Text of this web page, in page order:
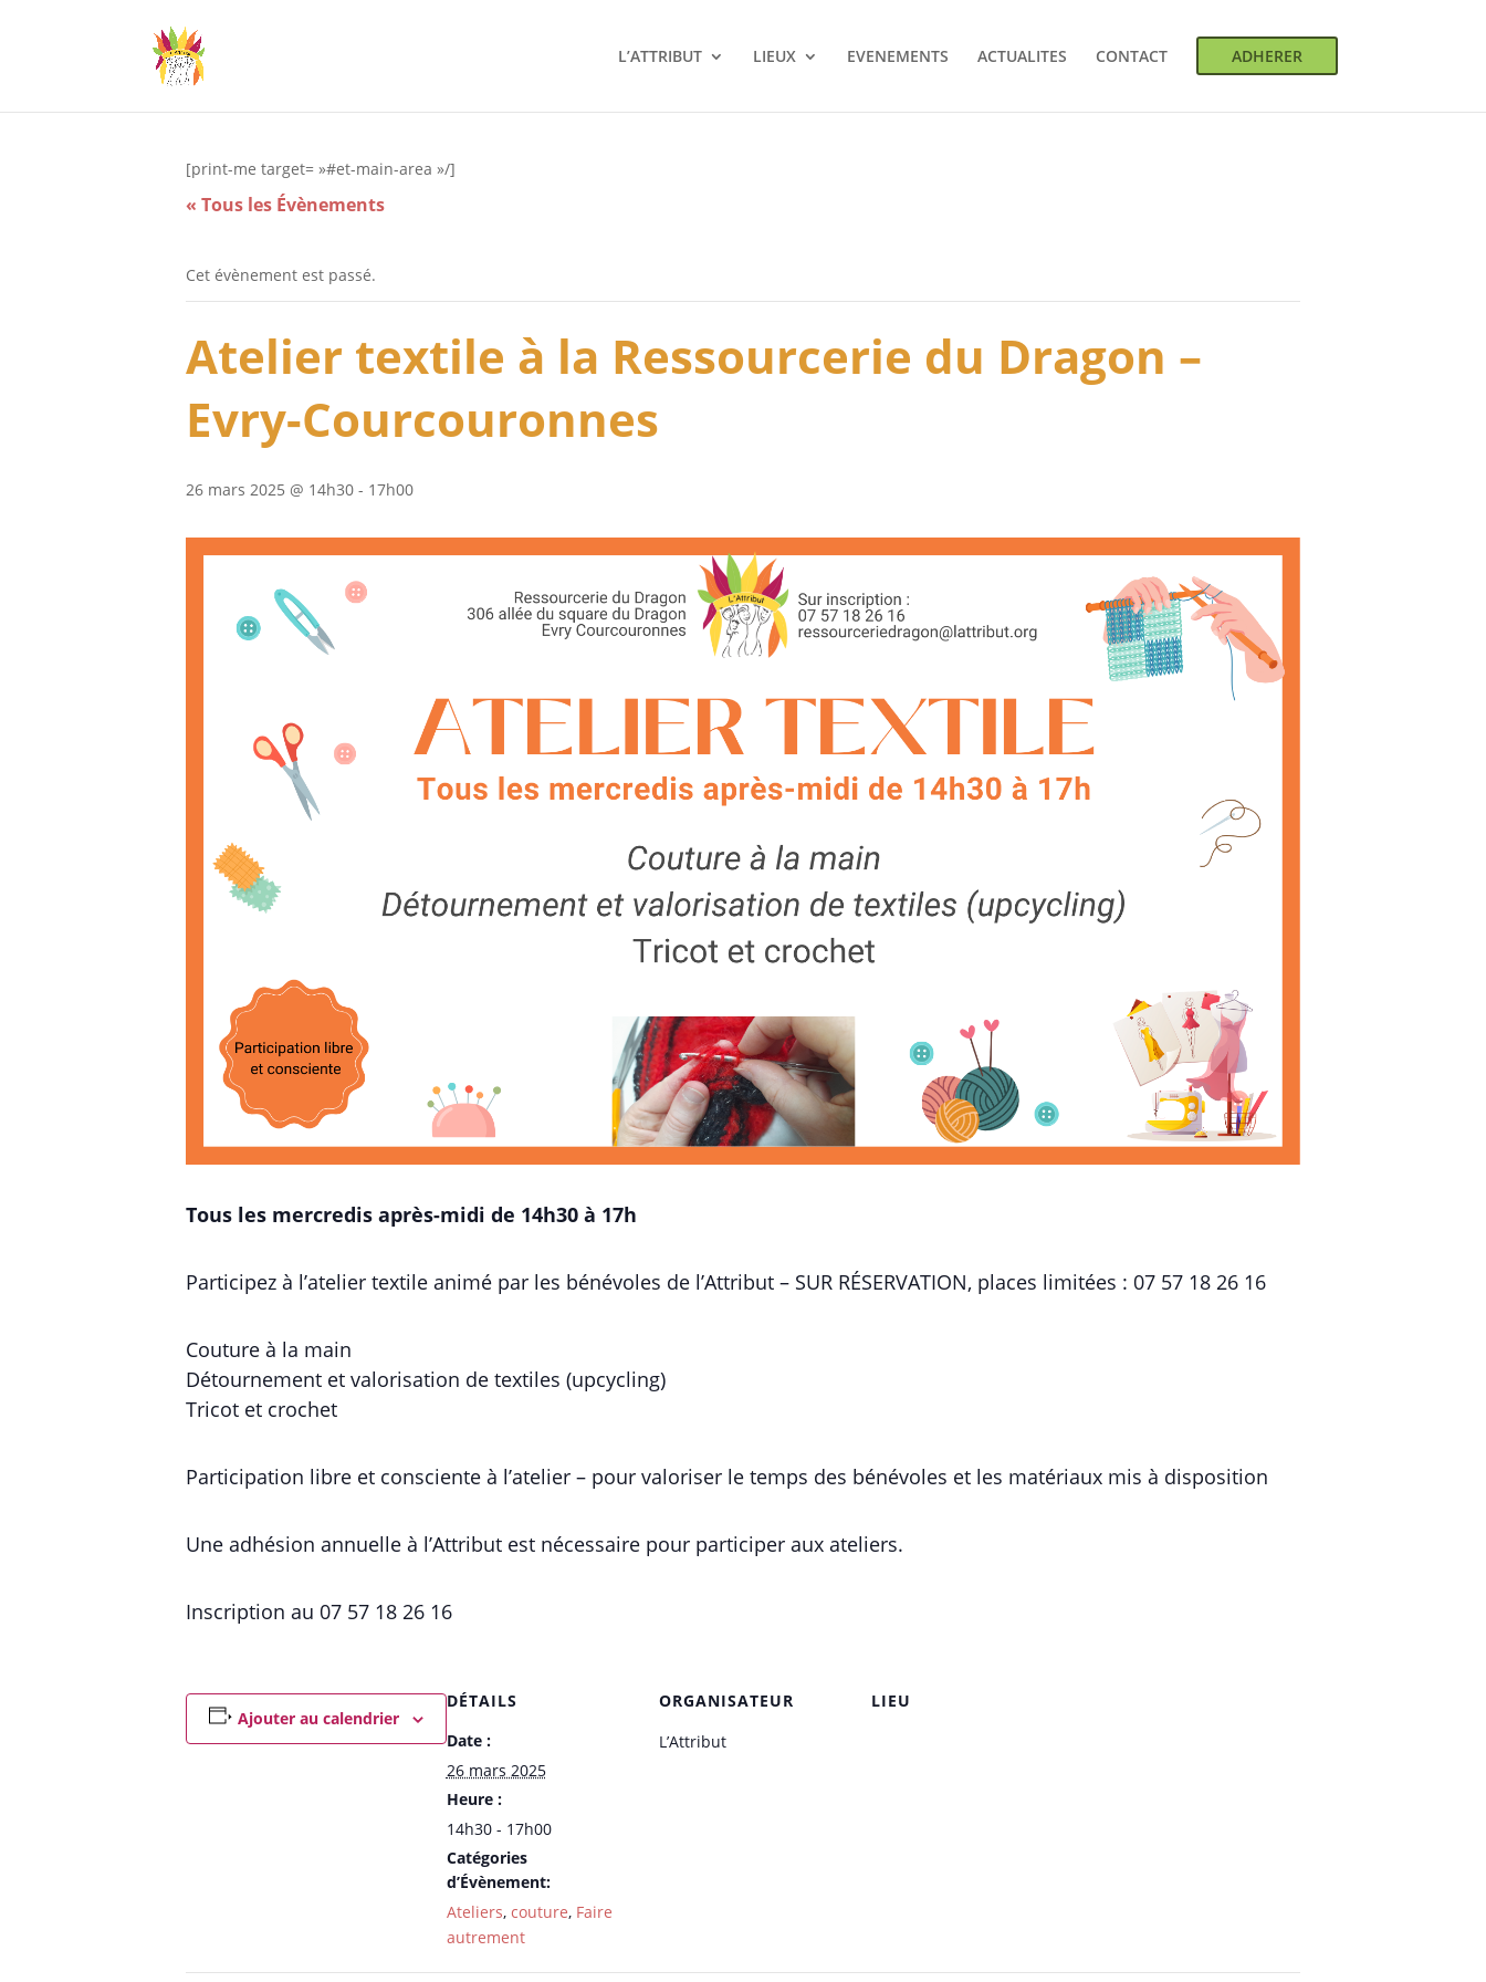
L’ATTRIBUT LIEUX EVENEMENTS ACTUALITES CONTACT ADHERER
[print-me target= »#et-main-area »/]
« Tous les Évènements
Cet évènement est passé.
Atelier textile à la Ressourcerie du Dragon –
Evry-Courcouronnes
26 mars 2025 @ 14h30 - 17h00
Tous les mercredis après-midi de 14h30 à 17h
Participez à l’atelier textile animé par les bénévoles de l’Attribut – SUR RÉSERVATION, places limitées : 07 57 18 26 16
Couture à la main
Détournement et valorisation de textiles (upcycling)
Tricot et crochet
Participation libre et consciente à l’atelier – pour valoriser le temps des bénévoles et les matériaux mis à disposition
Une adhésion annuelle à l’Attribut est nécessaire pour participer aux ateliers.
Inscription au 07 57 18 26 16
Ajouter au calendrier
DÉTAILS
Date :
26 mars 2025
Heure :
14h30 - 17h00
Catégories
d’Évènement:
Ateliers, couture, Faire
autrement
ORGANISATEUR
L’Attribut
LIEU